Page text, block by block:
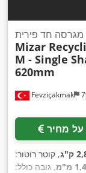
Fevziçakmak
מגרסה חד פירית
Mizar
M - Single
620mm
על מחיר
ק"ג
, קוטר רוטור:
מ"מ
, גובה כולל: